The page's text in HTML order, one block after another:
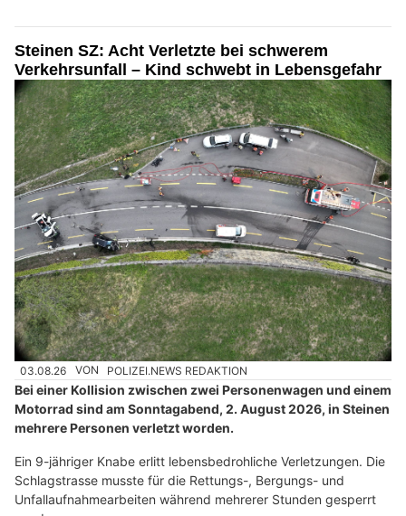
Steinen SZ: Acht Verletzte bei schwerem
Verkehrsunfall – Kind schwebt in Lebensgefahr
03.08.26 VON POLIZEI.NEWS REDAKTION
Bei einer Kollision zwischen zwei Personenwagen und einem
Motorrad sind am Sonntagabend, 2. August 2026, in Steinen
mehrere Personen verletzt worden.
Ein 9-jähriger Knabe erlitt lebensbedrohliche Verletzungen. Die
Schlagstrasse musste für die Rettungs-, Bergungs- und
Unfallaufnahmearbeiten während mehrerer Stunden gesperrt